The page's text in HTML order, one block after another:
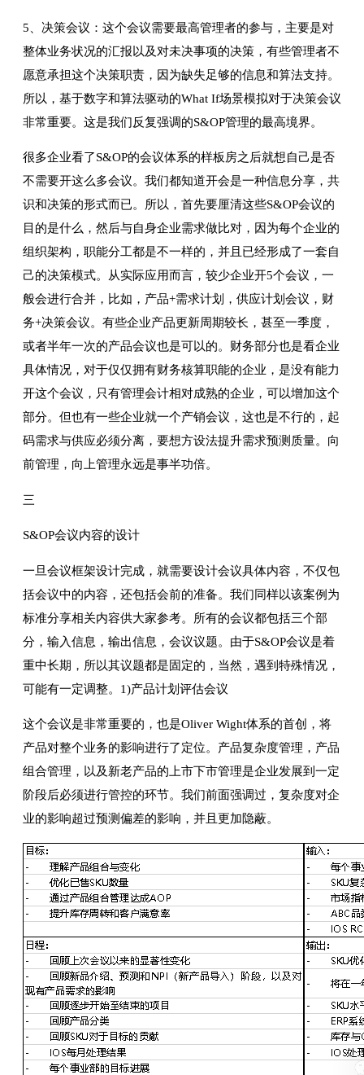
5、决策会议：这个会议需要最高管理者的参与，主要是对
整体业务状况的汇报以及对未决事项的决策，有些管理者不
愿意承担这个决策职责，因为缺失足够的信息和算法支持。
所以，基于数字和算法驱动的What If场景模拟对于决策会议
非常重要。这是我们反复强调的S&OP管理的最高境界。
很多企业看了S&OP的会议体系的样板房之后就想自己是否
不需要开这么多会议。我们都知道开会是一种信息分享，共
识和决策的形式而已。所以，首先要厘清这些S&OP会议的
目的是什么，然后与自身企业需求做比对，因为每个企业的
组织架构，职能分工都是不一样的，并且已经形成了一套自
己的决策模式。从实际应用而言，较少企业开5个会议，一
般会进行合并，比如，产品+需求计划，供应计划会议，财
务+决策会议。有些企业产品更新周期较长，甚至一季度，
或者半年一次的产品会议也是可以的。财务部分也是看企业
具体情况，对于仅仅拥有财务核算职能的企业，是没有能力
开这个会议，只有管理会计相对成熟的企业，可以增加这个
部分。但也有一些企业就一个产销会议，这也是不行的，起
码需求与供应必须分离，要想方设法提升需求预测质量。向
前管理，向上管理永远是事半功倍。
三
S&OP会议内容的设计
一旦会议框架设计完成，就需要设计会议具体内容，不仅包
括会议中的内容，还包括会前的准备。我们同样以该案例为
标准分享相关内容供大家参考。所有的会议都包括三个部
分，输入信息，输出信息，会议议题。由于S&OP会议是着
重中长期，所以其议题都是固定的，当然，遇到特殊情况，
可能有一定调整。1)产品计划评估会议
这个会议是非常重要的，也是Oliver Wight体系的首创，将
产品对整个业务的影响进行了定位。产品复杂度管理，产品
组合管理，以及新老产品的上市下市管理是企业发展到一定
阶段后必须进行管控的环节。我们前面强调过，复杂度对企
业的影响超过预测偏差的影响，并且更加隐蔽。